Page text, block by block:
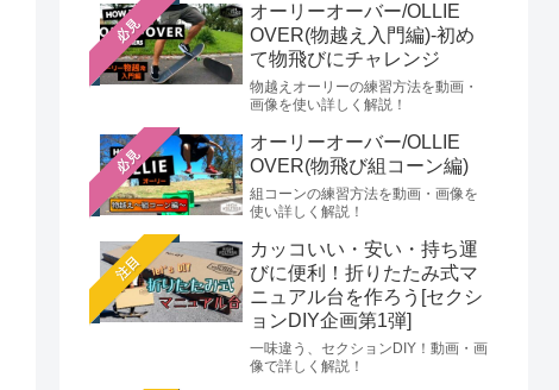
必見
オーリーオーバー/OLLIE
OVER(物越え入門編)-初め
て物飛びにチャレンジ
物越えオーリーの練習方法を動画・
画像を使い詳しく解説！
必見
オーリーオーバー/OLLIE
OVER(物飛び組コーン編)
組コーンの練習方法を動画・画像を
使い詳しく解説！
注目
カッコいい・安い・持ち運
びに便利！折りたたみ式マ
ニュアル台を作ろう[セクシ
ョンDIY企画第1弾]
一味違う、セクションDIY！動画・画
像で詳しく解説！